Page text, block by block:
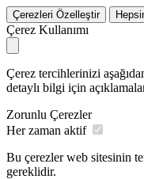
Çerezleri Özelleştir
Çerez Kullanımı
Çerez tercihlerinizi
detaylı bilgi için
Zorunlu Çerezler
Her zaman aktif
Bu çerezler web sitesinin
gereklidir.